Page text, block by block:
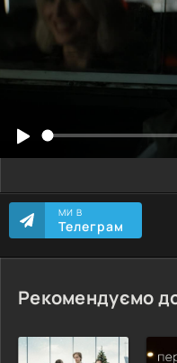
МИ В
Телеграм
Рекомендуємо